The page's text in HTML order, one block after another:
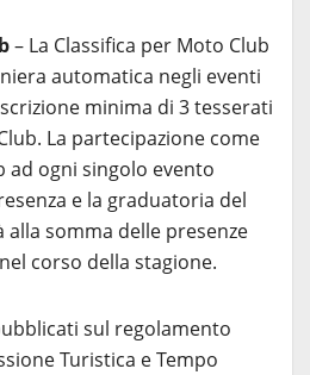
– La Classifica per Moto Club
automatica negli eventi
minima di 3 tesserati
La partecipazione come
ad ogni singolo evento
e la graduatoria del
somma delle presenze
corso della stagione.
sul regolamento
Turistica e Tempo